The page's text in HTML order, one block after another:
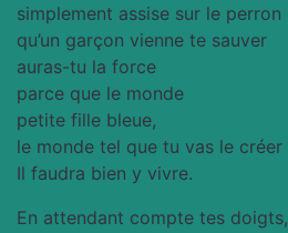
simplement assise sur le perron
qu’un garçon vienne te sauver
auras-tu la force
parce que le monde
petite fille bleue,
le monde tel que tu vas le créer
Il faudra bien y vivre.
En attendant compte tes doigts,